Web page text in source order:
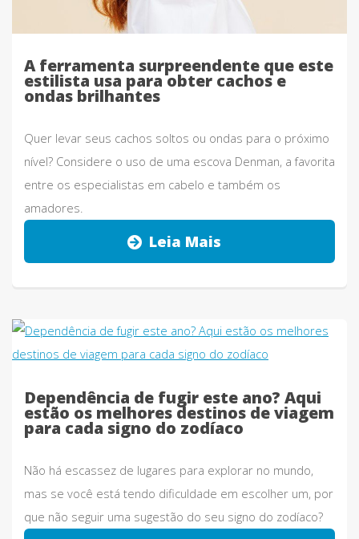
A ferramenta surpreendente que este
estilista usa para obter cachos e
ondas brilhantes
Quer levar seus cachos soltos ou ondas para o próximo
nível? Considere o uso de uma escova Denman, a favorita
entre os especialistas em cabelo e também os
amadores.
Leia Mais
Dependência de fugir este ano? Aqui
estão os melhores destinos de viagem
para cada signo do zodíaco
Não há escassez de lugares para explorar no mundo,
mas se você está tendo dificuldade em escolher um, por
que não seguir uma sugestão do seu signo do zodíaco?